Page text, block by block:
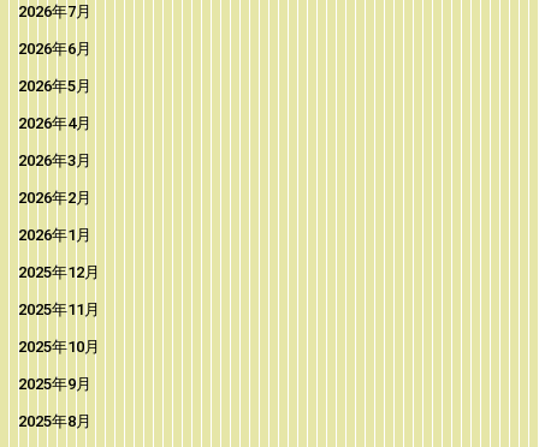
2026年7月
2026年6月
2026年5月
2026年4月
2026年3月
2026年2月
2026年1月
2025年12月
2025年11月
2025年10月
2025年9月
2025年8月